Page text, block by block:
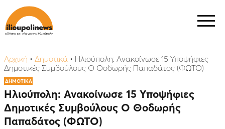
Αρχική • Δημοτικά • Ηλιούπολη: Ανακοίνωσε 15 Υποψήφιες
Δημοτικές Συμβούλους Ο Θοδωρής Παπαδάτος (ΦΩΤΟ)
ΔΗΜΟΤΙΚΑ
Ηλιούπολη: Ανακοίνωσε 15 Υποψήφιες
Δημοτικές Συμβούλους Ο Θοδωρής
Παπαδάτος (ΦΩΤΟ)